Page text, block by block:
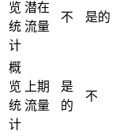
览
统
计
潜在
流量
不 是的
概
览
统
计
上期
流量
是
的
不